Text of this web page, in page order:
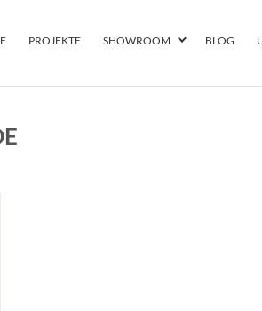
PROJEKTE SHOWROOM BLOG